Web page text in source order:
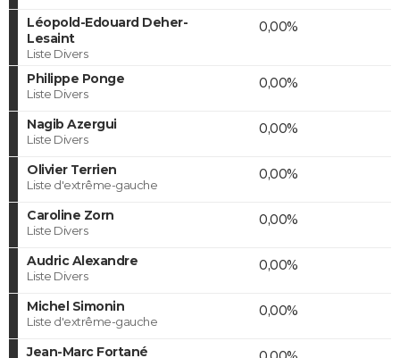
Léopold-Edouard Deher-
Lesaint
Liste Divers
0,00%
Philippe Ponge
Liste Divers
0,00%
Nagib Azergui
Liste Divers
0,00%
Olivier Terrien
Liste d'extrême-gauche
0,00%
Caroline Zorn
Liste Divers
0,00%
Audric Alexandre
Liste Divers
0,00%
Michel Simonin
Liste d'extrême-gauche
0,00%
Jean-Marc Fortané